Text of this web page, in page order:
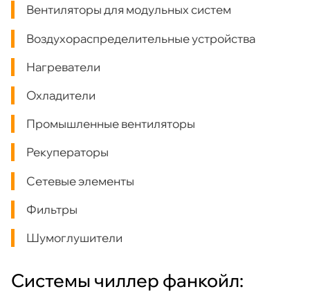
Вентиляторы для модульных систем
Воздухораспределительные устройства
Нагреватели
Охладители
Промышленные вентиляторы
Рекуператоры
Сетевые элементы
Фильтры
Шумоглушители
Системы чиллер фанкойл: